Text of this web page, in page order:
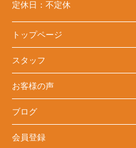
定休日： 不定休
トップページ
スタッフ
お客様の声
ブログ
会員登録